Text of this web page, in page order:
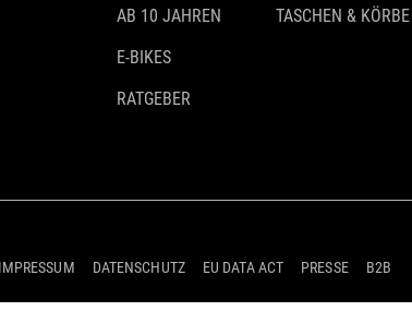
AB 10 JAHREN
E-BIKES
RATGEBER
TASCHEN & KÖRBE
IMPRESSUM DATENSCHUTZ EU DATA ACT PRESSE B2B